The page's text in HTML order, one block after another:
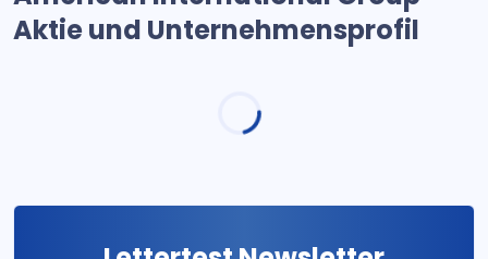
Aktie und Unternehmensprofil